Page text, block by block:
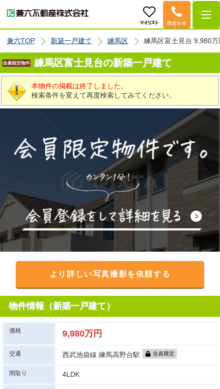
兼六TOP 新築一戸建て 練馬区 練馬区富士見台 9,980万
練馬区富士見台の新築一戸建て
本物件の掲載は終了しました。
検索条件を変えて再度検索してみてください。
より詳しい写真撮影を依頼する
物件情報（新築一戸建て）
価格 9,980万円
交通 西武池袋線 練馬高野台駅
間取り 4LDK